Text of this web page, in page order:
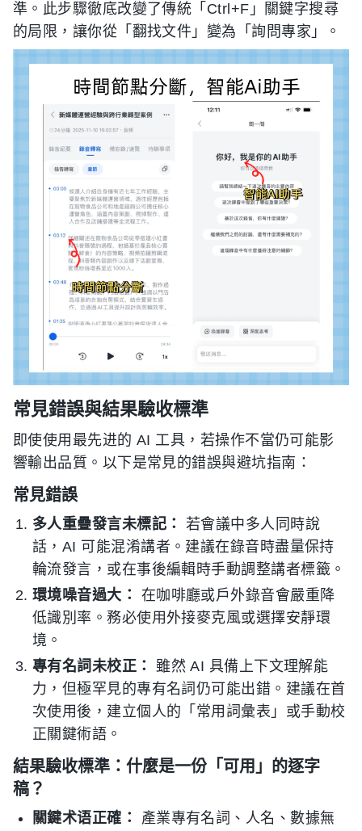
準。此步驟徹底改變了傳統「Ctrl+F」關鍵字搜尋
的局限，讓你從「翻找文件」變為「詢問專家」。
常見錯誤與結果驗收標準
即使使用最先进的 AI 工具，若操作不當仍可能影
響輸出品質。以下是常見的錯誤與避坑指南：
常見錯誤
多人重疊發言未標記：
若會議中多人同時說
話，AI 可能混淆講者。建議在錄音時盡量保持
輪流發言，或在事後編輯時手動調整講者標籤。
環境噪音過大：
在咖啡廳或戶外錄音會嚴重降
低識別率。務必使用外接麥克風或選擇安靜環
境。
專有名詞未校正：
雖然 AI 具備上下文理解能
力，但極罕見的專有名詞仍可能出錯。建議在首
次使用後，建立個人的「常用詞彙表」或手動校
正關鍵術語。
結果驗收標準：什麼是一份「可用」的逐字
稿？
關鍵术语正確：
產業專有名詞、人名、數據無